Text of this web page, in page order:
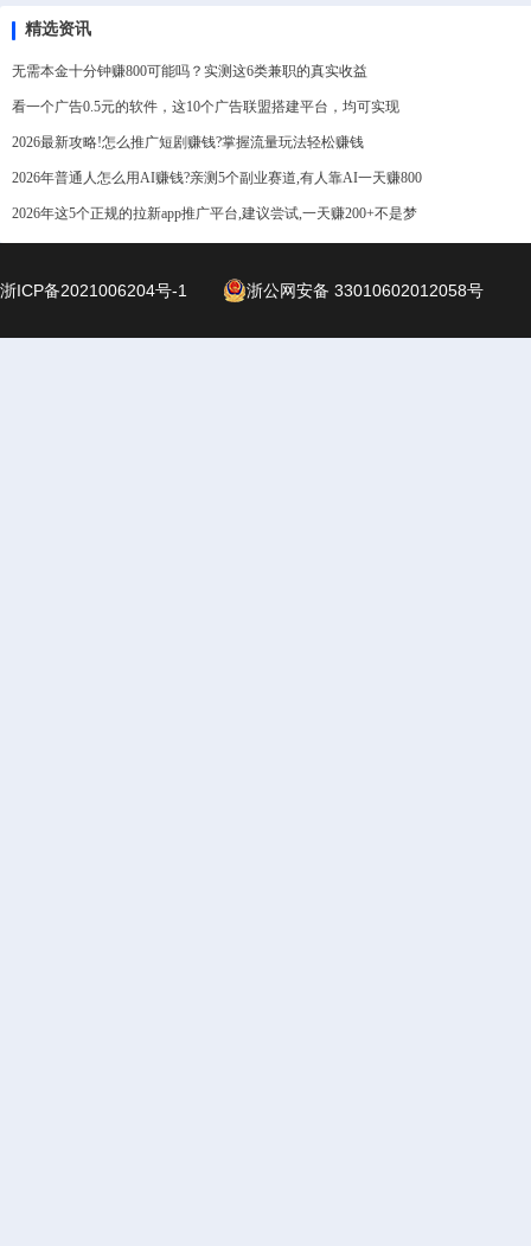
精选资讯
无需本金十分钟赚800可能吗？实测这6类兼职的真实收益
看一个广告0.5元的软件，这10个广告联盟搭建平台，均可实现
2026最新攻略!怎么推广短剧赚钱?掌握流量玩法轻松赚钱
2026年普通人怎么用AI赚钱?亲测5个副业赛道,有人靠AI一天赚800
2026年这5个正规的拉新app推广平台,建议尝试,一天赚200+不是梦
浙ICP备2021006204号-1 浙公网安备 33010602012058号